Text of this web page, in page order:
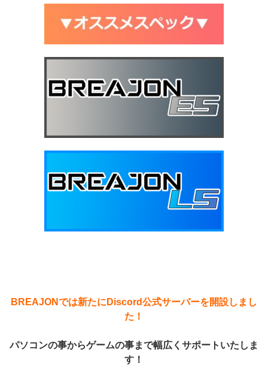
BREAJONでは新たにDiscord公式サーバーを開設しまし
た！
パソコンの事からゲームの事まで幅広くサポートいたしま
す！